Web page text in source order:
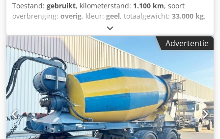
Toestand: gebruikt, kilometerstand: 1.100 km, soort
overbrenging: overig, kleur: geel, totaalgewicht: 33.000 kg,
, maximaal laadgewicht:
bandenmaten:425/65R22.5, eerste registratie:06/2013,
ophanging:
lucht , laadruimte inhoud: 10 m³,
bestuurderscabine:
, wielbasis:1.810 mm
Uitrusting:ABS, Voertuiglocatie: Bovenden, 2 assen, BPW-
assen, luchtvering, ABS (antiblokkeersysteem),
onderrijbeveiliging, zijdelingse aluminium zijafscherming
Wielbasis: 1810 mm Opbouw: STETTER betonmixer ca.
10m³, 2x BPW-assen, 1e as liftbaar, schijfremmen! Csdovy
A Ixepfx Aaherf TOEBEHOREN ZONDER GARANTIE,
wijzigingen, tussentijdse verkoop en fouten voorbehouden!
Advertentie